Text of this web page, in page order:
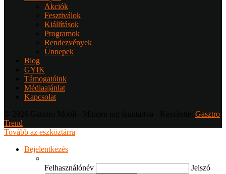
Akciók
Fesztiválok
Kiállítások
Programok
Rendezvények
Ünnepek
Blog
GYIK
Támogatóink
Médiaajánlat
Kapcsolat
Gasztro
Trend
Tovább az eszköztárra
Bejelentkezés
Felhasználónév Jelszó